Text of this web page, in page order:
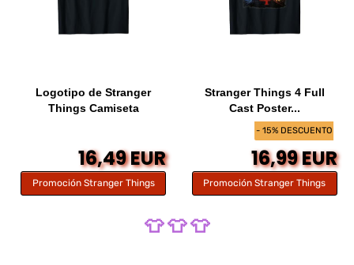
Logotipo de Stranger
Things Camiseta
16,49 EUR
Promoción Stranger Things
- 15% DESCUENTO
Stranger Things 4 Full
Cast Poster...
16,99 EUR
Promoción Stranger Things
👕 👕 👕